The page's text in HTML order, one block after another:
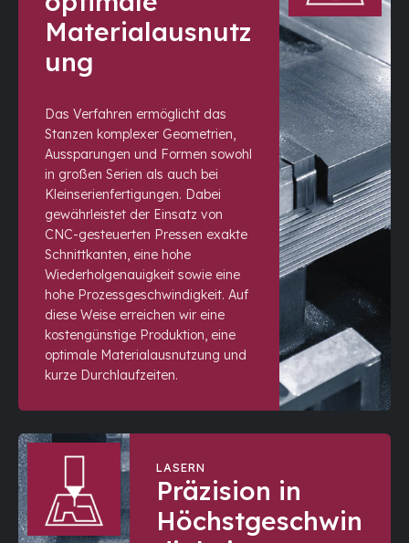
Materialausnutz
ung
Das Verfahren ermöglicht das
Stanzen komplexer Geometrien,
Aussparungen und Formen sowohl
in großen Serien als auch bei
Kleinserienfertigungen. Dabei
gewährleistet der Einsatz von
CNC-gesteuerten Pressen exakte
Schnittkanten, eine hohe
Wiederholgenauigkeit sowie eine
hohe Prozessgeschwindigkeit. Auf
diese Weise erreichen wir eine
kostengünstige Produktion, eine
optimale Materialausnutzung und
kurze Durchlaufzeiten.
LASERN
Präzision in
Höchstgeschwin